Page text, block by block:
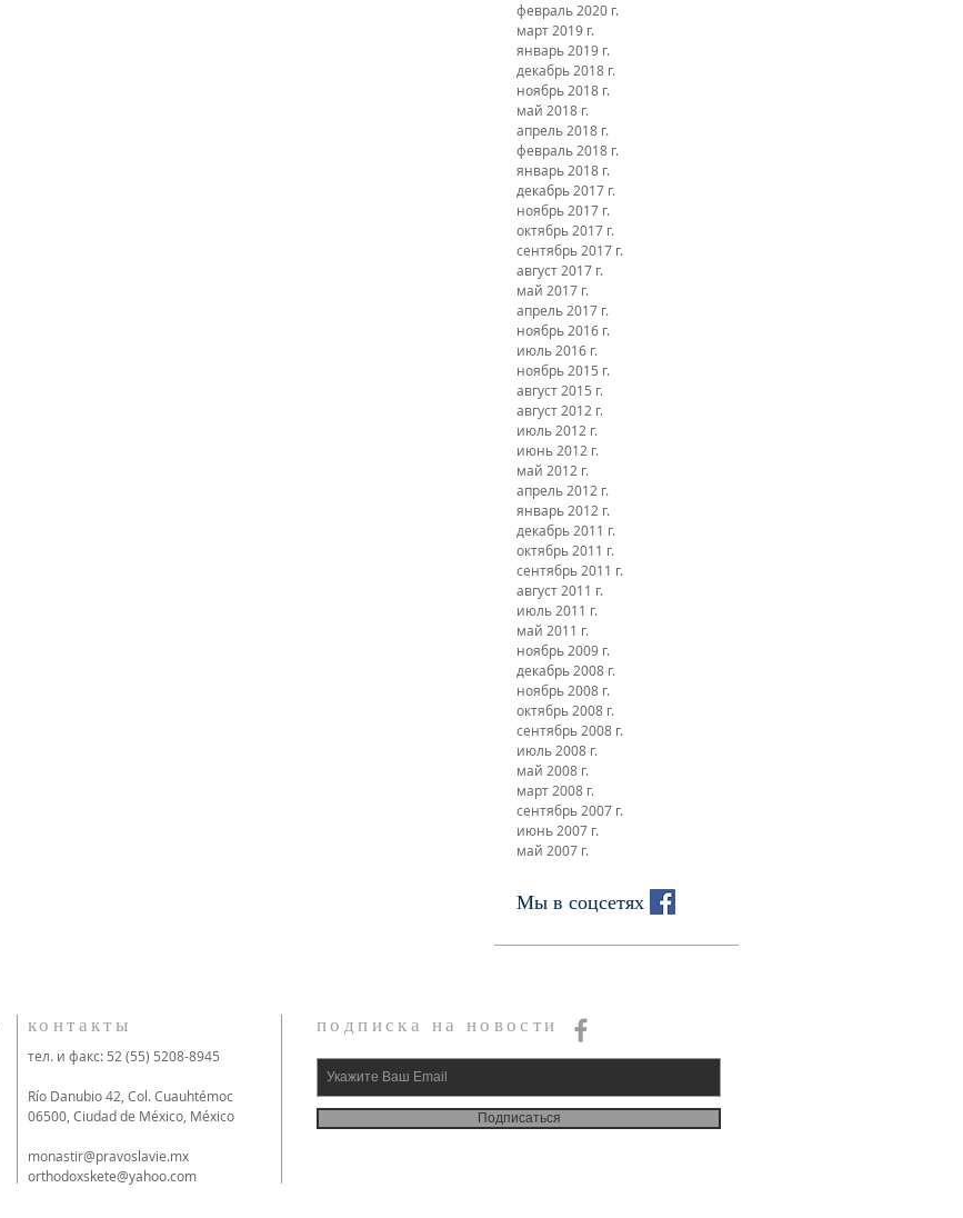
февраль 2020 г.
март 2019 г.
январь 2019 г.
декабрь 2018 г.
ноябрь 2018 г.
май 2018 г.
апрель 2018 г.
февраль 2018 г.
январь 2018 г.
декабрь 2017 г.
ноябрь 2017 г.
октябрь 2017 г.
сентябрь 2017 г.
август 2017 г.
май 2017 г.
апрель 2017 г.
ноябрь 2016 г.
июль 2016 г.
ноябрь 2015 г.
август 2015 г.
август 2012 г.
июль 2012 г.
июнь 2012 г.
май 2012 г.
апрель 2012 г.
январь 2012 г.
декабрь 2011 г.
октябрь 2011 г.
сентябрь 2011 г.
август 2011 г.
июль 2011 г.
май 2011 г.
ноябрь 2009 г.
декабрь 2008 г.
ноябрь 2008 г.
октябрь 2008 г.
сентябрь 2008 г.
июль 2008 г.
май 2008 г.
март 2008 г.
сентябрь 2007 г.
июнь 2007 г.
май 2007 г.
Мы в соцсетях
контакты
тел. и факс: 52 (55) 5208-8945
Río Danubio 42, Col. Cuauhtémoc
06500, Ciudad de México, México
monastir@pravoslavie.mx
orthodoxskete@yahoo.com
Подписаться
подписка на новости